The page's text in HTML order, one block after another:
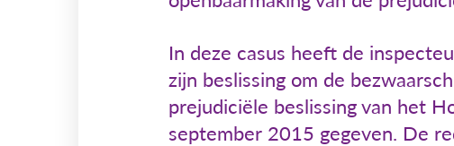
In deze casus heeft de
zijn beslissing om de
prejudiciële beslissing van het
september 2015 gegeven. De